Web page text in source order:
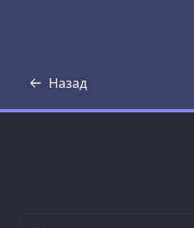
Назад
Препис